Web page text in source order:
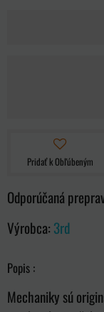
Pridať k Obľúbeným
Výrobca: 3rd
Popis :
Mechaniky sú